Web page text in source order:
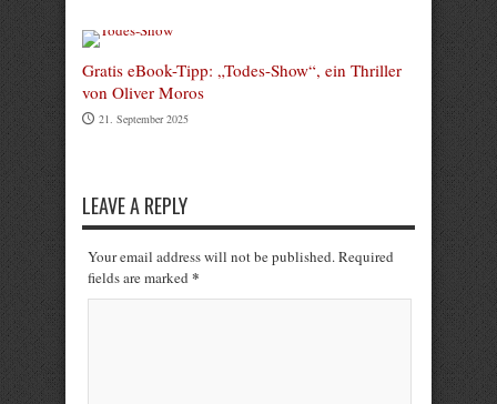
Gratis eBook-Tipp: „Todes-Show“, ein Thriller
von Oliver Moros
21. September 2025
LEAVE A REPLY
Your email address will not be published. Required
fields are marked *